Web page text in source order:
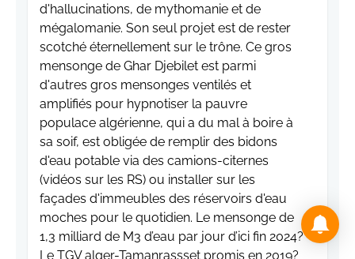
d'hallucinations, de mythomanie et de
mégalomanie. Son seul projet est de rester
scotché éternellement sur le trône. Ce gros
mensonge de Ghar Djebilet est parmi
d'autres gros mensonges ventilés et
amplifiés pour hypnotiser la pauvre
populace algérienne, qui a du mal à boire à
sa soif, est obligée de remplir des bidons
d'eau potable via des camions-citernes
(vidéos sur les RS) ou installer sur les
façades d'immeubles des réservoirs d'eau
moches pour le quotidien. Le mensonge de
1,3 milliard de M3 d’eau par jour d’ici fin 2024?
Le TGV alger-Tamanrassset promis en 2019?